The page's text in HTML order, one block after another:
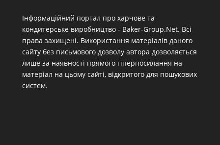
Інформаційний портал про харчове та
кондитерське виробництво - Baker-Group.Net. Всі
права захищені. Використання матеріалів даного
сайту без письмового дозволу автора дозволяється
лише за наявності прямого гіперпосилання на
матеріал на цьому сайті, відкритого для пошукових
систем.